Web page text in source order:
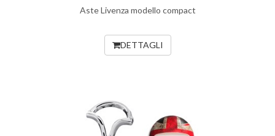
Aste Livenza modello compact
DETTAGLI